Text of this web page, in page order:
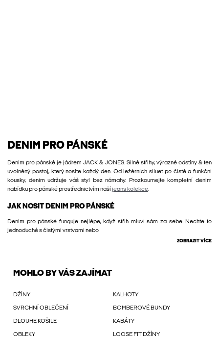
DENIM PRO PÁNSKÉ
Denim pro pánské je jádrem JACK & JONES. Silné střihy, výrazné odstíny & ten
uvolněný postoj, který nosíte každý den. Od ležérních siluet po čisté a funkční
kousky, denim udržuje váš styl bez námahy. Prozkoumejte kompletní denim
nabídku pro pánské prostřednictvím naší jeans kolekce.
JAK NOSIT DENIM PRO PÁNSKÉ
Denim pro pánské funguje nejlépe, když střih mluví sám za sebe. Nechte to
jednoduché s čistými vrstvami nebo
ZOBRAZIT VÍCE
MOHLO BY VÁS ZAJÍMAT
DŽÍNY KALHOTY
SVRCHNÍ OBLEČENÍ BOMBEROVÉ BUNDY
DLOUHE KOŠILE KABÁTY
OBLEKY LOOSE FIT DŽÍNY